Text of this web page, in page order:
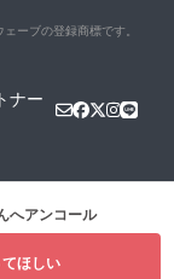
ーブの登録商標です。
ナー
へアンコール
ほしい